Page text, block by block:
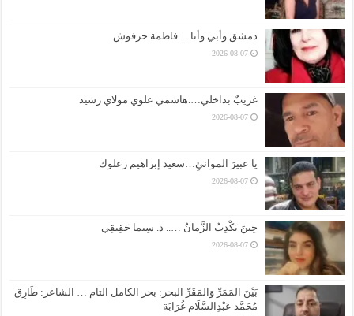
دمشق وأبي وأنا….فاطمة حرفوش
2026-08-07
غريبٌ بداخلي….هاشمي علوي مولاي رشيد
2026-08-07
يا عبيرَ الموانئِ…سعيد إبراهيم زعلوك
2026-08-07
حِينَ يَكْذِبُ الزَّمانُ ….. د. سِيما حَقِيقِي
2026-08-07
بَيْنَ المَمَرِّ وَالمَقَرِّ البحر: بحر الكامل التام … الشاعر: طَارِق
مُحَمَّد عَبْدِالسَّلَام غُرَابَة